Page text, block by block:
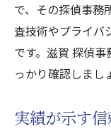
で、その探偵事務
査技術やプライバ
です。滋賀 探偵
っかり確認しまし
実績が示す